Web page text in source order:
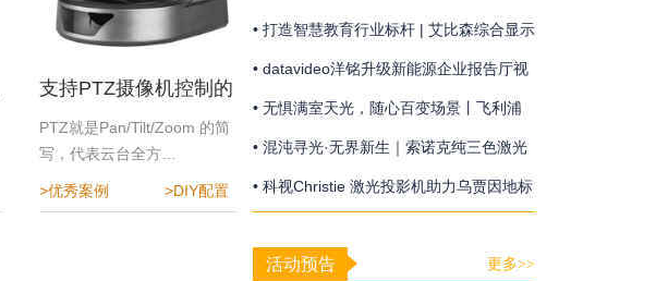
支持PTZ摄像机控制的
Roland切换台
PTZ就是Pan/Tilt/Zoom 的简
写，代表云台全方…
>优秀案例 >DIY配置
公里江河安澜
• 打造智慧教育行业标杆 | 艾比森综合显示
方案落地百亿级“中飞院”天府校区
• datavideo洋铭升级新能源企业报告厅视
音频系统
• 无惧满室天光，随心百变场景丨飞利浦
商显点亮荷兰获奖地标礼堂
• 混沌寻光·无界新生｜索诺克纯三色激光
新品点亮张肇达大师服装大秀
• 科视Christie 激光投影机助力乌贾因地标
活动预告 更多>>